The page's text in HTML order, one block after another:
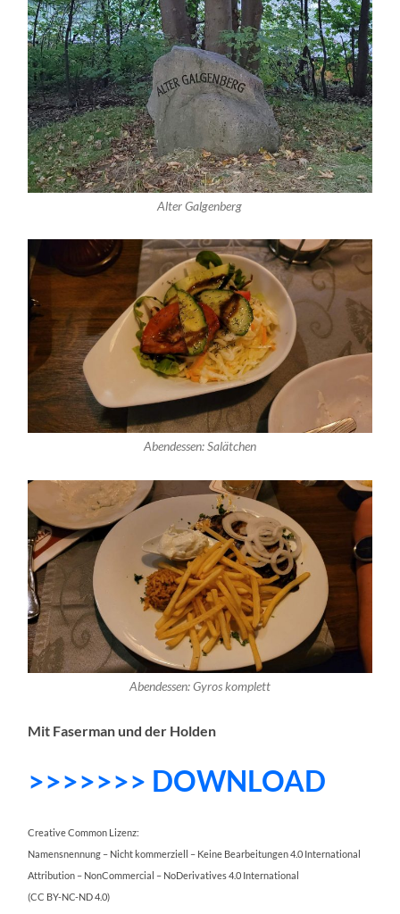
Alter Galgenberg
Abendessen: Salätchen
Abendessen: Gyros komplett
Mit Faserman und der Holden
>>>>>>> DOWNLOAD
Creative Common Lizenz:
Namensnennung – Nicht kommerziell – Keine Bearbeitungen 4.0 International
Attribution – NonCommercial – NoDerivatives 4.0 International
(CC BY-NC-ND 4.0)